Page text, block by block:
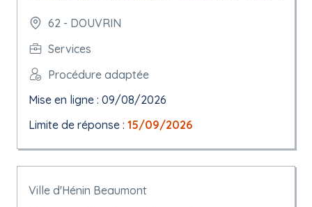
62 - DOUVRIN
Services
Procédure adaptée
Mise en ligne : 09/08/2026
Limite de réponse : 15/09/2026
Ville d'Hénin Beaumont